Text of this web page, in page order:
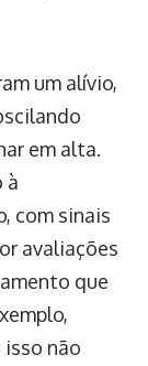
um alívio,
em alta.
à
com sinais
avaliações
que
não